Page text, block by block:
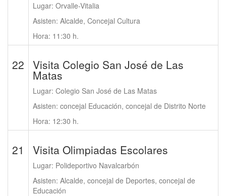
Lugar: Orvalle-Vitalia
Asisten: Alcalde, Concejal Cultura
Hora: 11:30 h.
22 Visita Colegio San José de Las
Matas
Lugar: Colegio San José de Las Matas
Asisten: concejal Educación, concejal de Distrito Norte
Hora: 12:30 h.
21 Visita Olimpiadas Escolares
Lugar: Polideportivo Navalcarbón
Asisten: Alcalde, concejal de Deportes, concejal de
Educación